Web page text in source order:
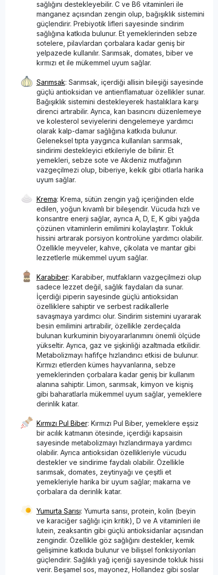
sağlığını destekleyebilir. C ve B6 vitaminleri ile
manganez açısından zengin olup, bağışıklık sistemini
güçlendirir. Prebiyotik lifleri sayesinde sindirim
sağlığına katkıda bulunur. Et yemeklerinden sebze
sotelere, pilavlardan çorbalara kadar geniş bir
yelpazede kullanılır. Sarımsak, domates, biber ve
kırmızı et ile mükemmel uyum sağlar.
Sarımsak: Sarımsak, içerdiği allisin bileşiği sayesinde
güçlü antioksidan ve antienflamatuar özellikler sunar.
Bağışıklık sistemini destekleyerek hastalıklara karşı
direnci artırabilir. Ayrıca, kan basıncını düzenlemeye
ve kolesterol seviyelerini dengelemeye yardımcı
olarak kalp-damar sağlığına katkıda bulunur.
Geleneksel tıpta yaygınca kullanılan sarımsak,
sindirimi destekleyici etkileriyle de bilinir. Et
yemekleri, sebze sote ve Akdeniz mutfağının
vazgeçilmezi olup, biberiye, kekik gibi otlarla harika
uyum sağlar.
Krema: Krema, sütün zengin yağ içeriğinden elde
edilen, yoğun kıvamlı bir bileşendir. Vücuda hızlı ve
konsantre enerji sağlar, ayrıca A, D, E, K gibi yağda
çözünen vitaminlerin emilimini kolaylaştırır. Tokluk
hissini artırarak porsiyon kontrolüne yardımcı olabilir.
Özellikle meyveler, kahve, çikolata ve mantar gibi
lezzetlerle mükemmel uyum sağlar.
Karabiber: Karabiber, mutfakların vazgeçilmezi olup
sadece lezzet değil, sağlık faydaları da sunar.
İçerdiği piperin sayesinde güçlü antioksidan
özelliklere sahiptir ve serbest radikallerle
savaşmaya yardımcı olur. Sindirim sistemini uyararak
besin emilimini artırabilir, özellikle zerdeçalda
bulunan kurkuminin biyoyararlanımını önemli ölçüde
yükseltir. Ayrıca, gaz ve şişkinliği azaltmada etkilidir.
Metabolizmayı hafifçe hızlandırıcı etkisi de bulunur.
Kırmızı etlerden kümes hayvanlarına, sebze
yemeklerinden çorbalara kadar geniş bir kullanım
alanına sahiptir. Limon, sarımsak, kimyon ve kişniş
gibi baharatlarla mükemmel uyum sağlar, yemeklere
derinlik katar.
Kırmızı Pul Biber: Kırmızı Pul Biber, yemeklere eşsiz
bir acılık katmanın ötesinde, içerdiği kapsaisin
sayesinde metabolizmayı hızlandırmaya yardımcı
olabilir. Ayrıca antioksidan özellikleriyle vücudu
destekler ve sindirime faydalı olabilir. Özellikle
sarımsak, domates, zeytinyağı ve çeşitli et
yemekleriyle harika bir uyum sağlar; makarna ve
çorbalara da derinlik katar.
Yumurta Sarısı: Yumurta sarısı, protein, kolin (beyin
ve karaciğer sağlığı için kritik), D ve A vitaminleri ile
lutein, zeaksantin gibi güçlü antioksidanlar açısından
zengindir. Özellikle göz sağlığını destekler, kemik
gelişimine katkıda bulunur ve bilişsel fonksiyonları
güçlendirir. Sağlıklı yağ içeriği sayesinde tokluk hissi
verir. Beşamel sos, mayonez, Hollandez gibi soslar